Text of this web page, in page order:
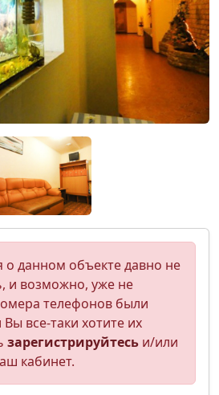
данном объекте давно не
и возможно, уже не
телефонов были
все-таки хотите их
зарегистрируйтесь и/или
кабинет.